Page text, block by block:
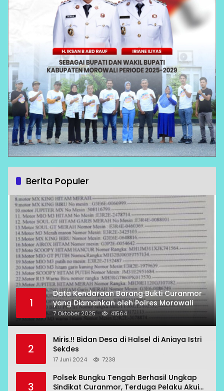
Berita Populer
1
Data Kendaraan Barang Bukti Curanmor
yang Diamankan oleh Polres Morowali
7 Oktober 2025 41564
2
Miris.!! Bidan Desa di Halsel di Aniaya Istri
Sekdes
17 Juni 2024 7238
3
Polsek Bungku Tengah Berhasil Ungkap
Sindikat Curanmor, Terduga Pelaku Akui